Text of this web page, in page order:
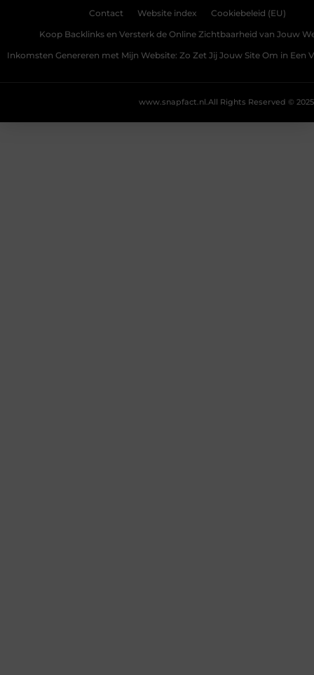
Contact Website index Cookiebeleid (EU)
Koop Backlinks en Versterk de Online Zichtbaarheid van Jouw
Inkomsten Genereren met Mijn Website: Zo Zet Jij Jouw Site Om in Een
All Rights Reserved © 2025
www.snapfact.nl.